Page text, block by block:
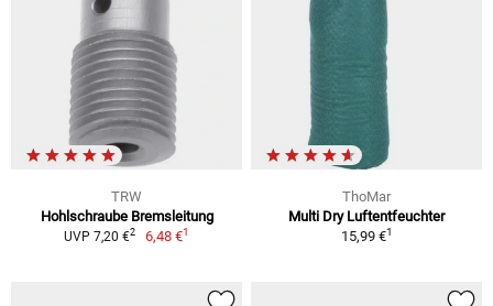
TRW
Hohlschraube Bremsleitung
UVP 7,20 €2 6,48 €1
ThoMar
Multi Dry Luftentfeuchter
15,99 €1